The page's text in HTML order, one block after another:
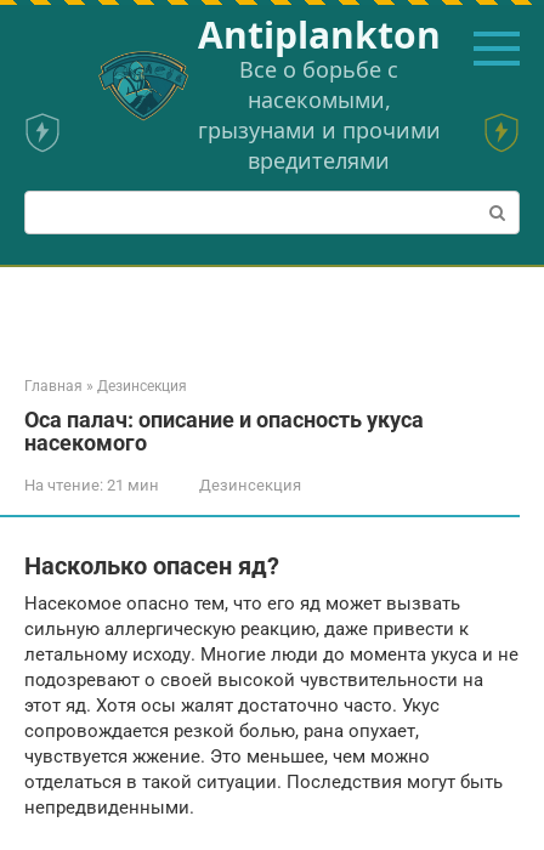
Перейти
Аntiplankton
Все о борьбе с
насекомыми,
грызунами и прочими
вредителями
Поиск:
Главная » Дезинсекция
Оса палач: описание и опасность укуса
насекомого
На чтение: 21 мин Дезинсекция
Насколько опасен яд?
Насекомое опасно тем, что его яд может вызвать
сильную аллергическую реакцию, даже привести к
летальному исходу. Многие люди до момента укуса и не
подозревают о своей высокой чувствительности на
этот яд. Хотя осы жалят достаточно часто. Укус
сопровождается резкой болью, рана опухает,
чувствуется жжение. Это меньшее, чем можно
отделаться в такой ситуации. Последствия могут быть
непредвиденными.